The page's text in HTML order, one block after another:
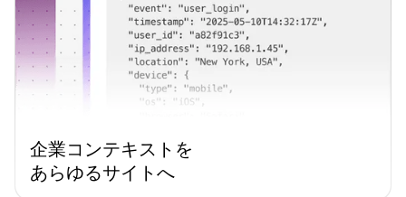
企業コンテキストを
あらゆるサイトへ